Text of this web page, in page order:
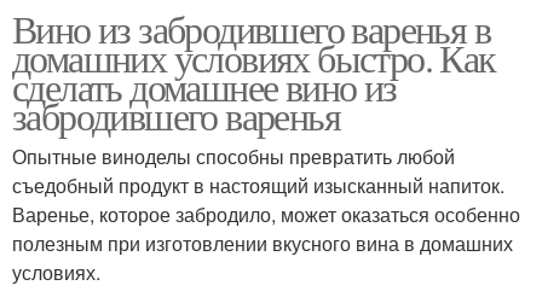
Вино из забродившего варенья в
домашних условиях быстро. Как
сделать домашнее вино из
забродившего варенья
Опытные виноделы способны превратить любой
съедобный продукт в настоящий изысканный напиток.
Варенье, которое забродило, может оказаться особенно
полезным при изготовлении вкусного вина в домашних
условиях.